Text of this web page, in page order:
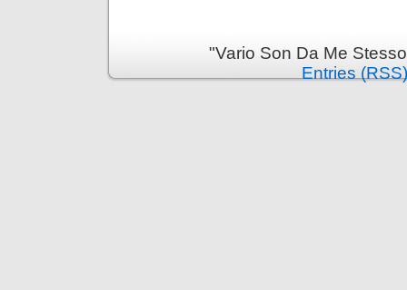
"Vario Son Da Me
Entries (RSS)